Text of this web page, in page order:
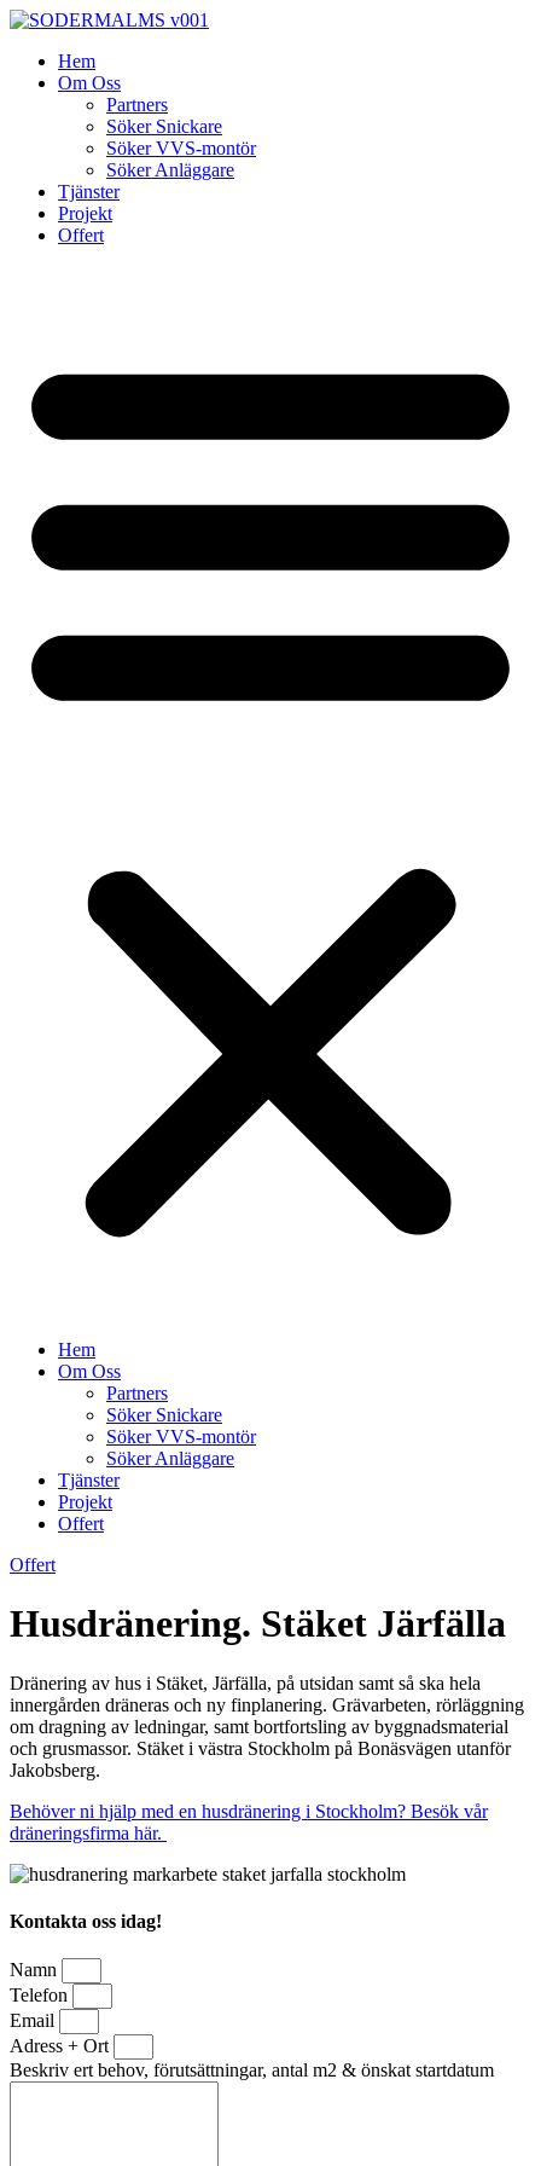
Skip
contentHem
Om Oss
Partners
Söker Snickare
Söker VVS-montör
Söker Anläggare
Tjänster
Projekt
Offert
Hem
Om Oss
Partners
Söker Snickare
Söker VVS-montör
Söker Anläggare
Tjänster
Projekt
Offert
Offert
Husdränering. Stäket Järfälla
Dränering av hus i Stäket, Järfälla, på utsidan samt så ska hela
innergården dräneras och ny finplanering. Grävarbeten, rörläggning
om dragning av ledningar, samt bortfortsling av byggnadsmaterial
och grusmassor. Stäket i västra Stockholm på Bonäsvägen utanför
Jakobsberg.
Behöver ni hjälp med en husdränering i Stockholm? Besök vår
dräneringsfirma här.
Kontakta oss idag!
Namn
Telefon
Email
Adress + Ort
Beskriv ert behov, förutsättningar, antal m2 & önskat startdatum